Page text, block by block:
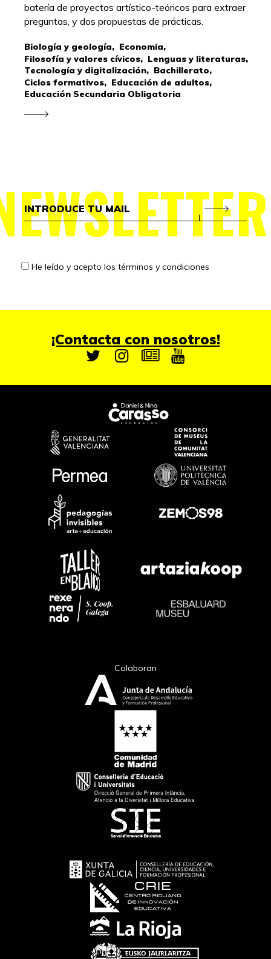
batería de proyectos artístico-teóricos para extraer
preguntas, y dos propuestas de prácticas.
Biología y geología, Economia,
Filosofía y valores cívicos, Lenguas y literaturas,
Tecnología y digitalización, Bachillerato,
Ciclos formativos, Educación de adultos,
Educación Secundaria Obligatoria
He leído y acepto los términos y condiciones
¡Contacta con nosotros!
Colaboran